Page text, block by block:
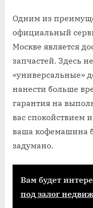
Одним из
официальный
Москве является
запчастей. Здесь
«универсальные»
нанести больше
гарантия на
вас спокойствием
ваша кофемашина
задумано.
Вам будет
под залог